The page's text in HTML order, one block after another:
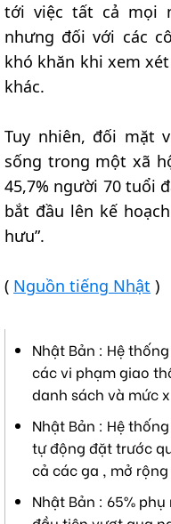
tới việc tất cả mọi
nhưng đối với các
khó khăn khi xem
khác.
Tuy nhiên, đối mặt
sống trong một xã
45,7% người 70 tuổi
bắt đầu lên kế
hưu”.
( Nguồn tiếng Nhật )
Nhật Bản : Hệ
các vi phạm giao
danh sách và mức
Nhật Bản : Hệ
tự động đặt trước
cả các ga , mở
Nhật Bản : 65%